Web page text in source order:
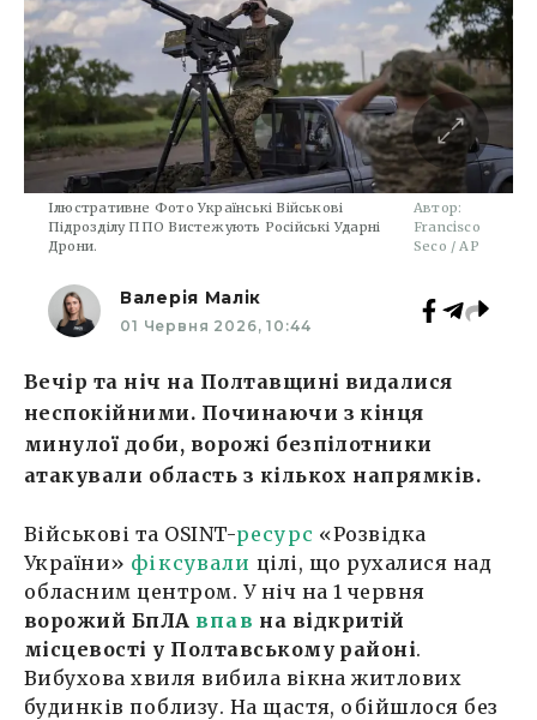
Ілюстративне Фото Українські Військові
Підрозділу ППО Вистежують Російські Ударні
Дрони.
Автор:
Francisco
Seco / AP
Валерія Малік
01 Червня 2026, 10:44
Вечір та ніч на Полтавщині видалися
неспокійними. Починаючи з кінця
минулої доби, ворожі безпілотники
атакували область з кількох напрямків.
Військові та OSINT-ресурс «Розвідка
України» фіксували цілі, що рухалися над
обласним центром. У ніч на 1 червня
ворожий БпЛА впав на відкритій
місцевості у Полтавському районі.
Вибухова хвиля вибила вікна житлових
будинків поблизу. На щастя, обійшлося без